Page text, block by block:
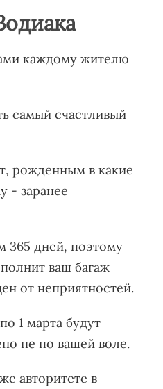
каждому жителю
самый счастливый
рожденным в какие
- заранее
365 дней, поэтому
ваш багаж
от неприятностей.
1 марта будут
не по вашей воле.
авторитете в